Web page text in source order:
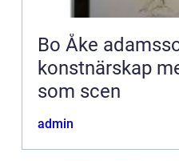
Bo Åke adamsson
konstnärskap
som scen
admin